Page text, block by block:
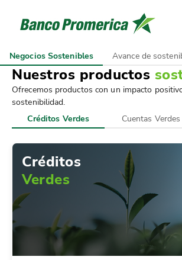
Negocios Sostenibles Avance de
Nuestros productos
Ofrecemos productos con un impacto
sostenibilidad.
Créditos Verdes
Cuentas Verdes
Créditos
Verdes